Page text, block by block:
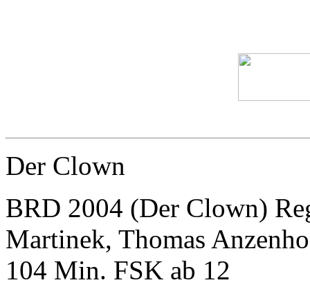
Der Clown
BRD 2004 (Der Clown)
Martinek, Thomas
104 Min. FSK ab 12